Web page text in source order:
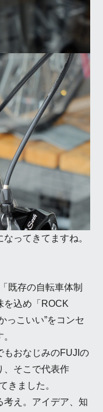
ってきてますね。
「既存の自転車体制
を込め「ROCK
っこいい”をコンセ
もおなじみのFUJIの
、そこで代表作
きました。
考え。アイデア、知